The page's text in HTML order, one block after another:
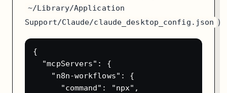
~/Library/Application
Support/Claude/claude_desktop_config.json
{
  "mcpServers": {
    "n8n-workflows": {
      "command": "npx",